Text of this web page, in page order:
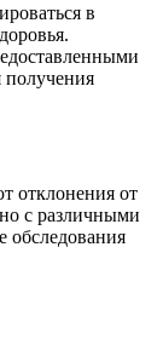
в
получения
отклонения от
с различными
обследования